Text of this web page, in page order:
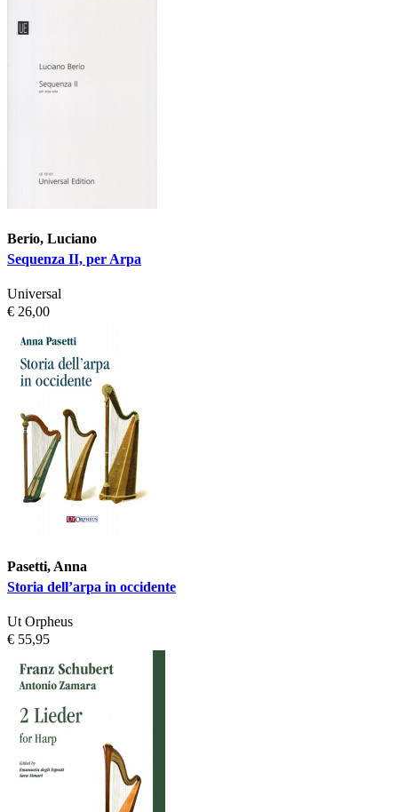
Berio, Luciano
Sequenza II, per Arpa
Universal
€ 26,00
Pasetti, Anna
Storia dell’arpa in occidente
Ut Orpheus
€ 55,95